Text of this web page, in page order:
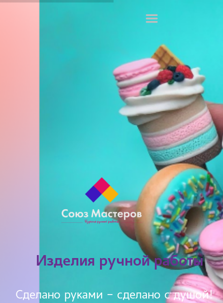
Изделия ручной работы
Сделано руками - сделано с душой!